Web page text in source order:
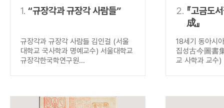
동시에 여러 개의 연산자를 사용할 수 있습니다.
1. “규장각과 규장각 사람들”
규장각과 규장각 사람들 김인걸 (서울
대학교 국사학과 명예교수) 서울대학교
규장각한국학연구원...
2. 『고금도
成』
18세기 동아시
집성古今圖書
교 사학과 교수)